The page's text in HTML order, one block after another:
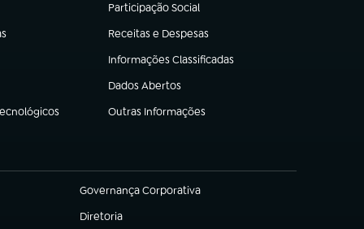
Participação Social
(abre em nova aba)
Receitas e Despesas
(abre em nova aba)
Informações Classificadas
(abre em nova aba)
Dados Abertos
(abre em nova aba)
Outras Informações
(abre em nova aba)
Governança Corporativa
(abre em nova aba)
Diretoria
(abre em nova aba)